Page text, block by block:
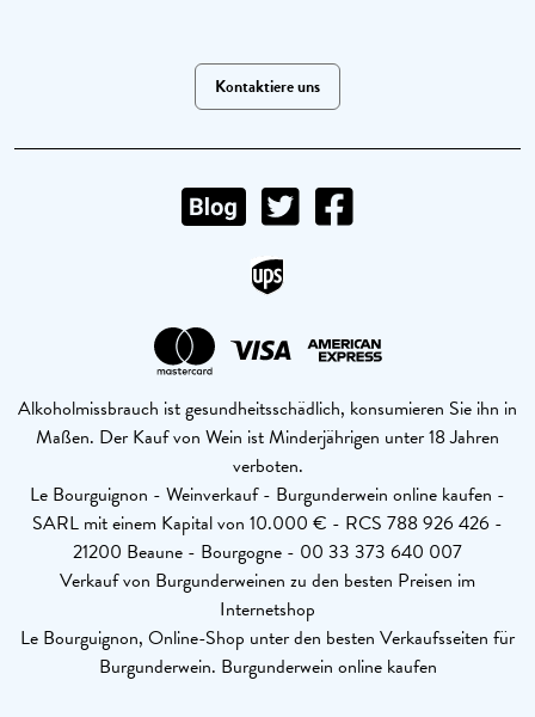
Kontaktiere uns
Alkoholmissbrauch ist gesundheitsschädlich, konsumieren Sie ihn in
Maßen. Der Kauf von Wein ist Minderjährigen unter 18 Jahren
verboten.
Le Bourguignon - Weinverkauf - Burgunderwein online kaufen -
SARL mit einem Kapital von 10.000 € - RCS 788 926 426 -
21200 Beaune - Bourgogne - 00 33 373 640 007
Verkauf von Burgunderweinen zu den besten Preisen im
Internetshop
Le Bourguignon, Online-Shop unter den besten Verkaufsseiten für
Burgunderwein. Burgunderwein online kaufen